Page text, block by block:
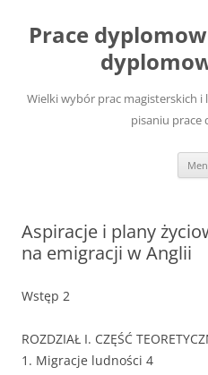
treści
Prace
Wielki wybór prac magisterskich i
pisaniu prace
Aspiracje i plany
na emigracji w Anglii
Wstęp 2
ROZDZIAŁ I. CZĘŚĆ
1. Migracje ludności 4